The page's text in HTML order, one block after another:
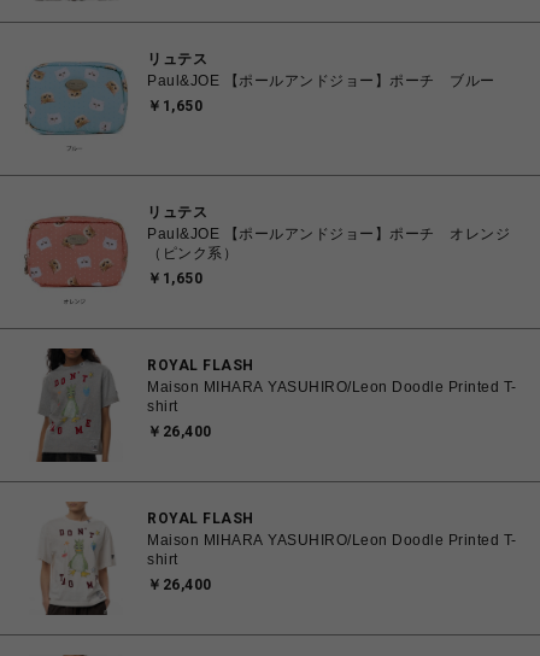
リュテス
Paul&JOE 【ポールアンドジョー】ポーチ ブルー
￥1,650
リュテス
Paul&JOE 【ポールアンドジョー】ポーチ オレンジ
（ピンク系）
￥1,650
ROYAL FLASH
Maison MIHARA YASUHIRO/Leon Doodle Printed T-
shirt
￥26,400
ROYAL FLASH
Maison MIHARA YASUHIRO/Leon Doodle Printed T-
shirt
￥26,400